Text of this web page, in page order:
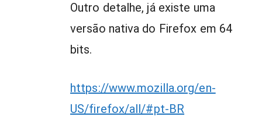
Outro detalhe, já existe uma
versão nativa do Firefox em 64
bits.
https://www.mozilla.org/en-
US/firefox/all/#pt-BR